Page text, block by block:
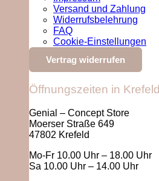
Versand und Zahlung
Widerrufsbelehrung
FAQ
Cookie-Einstellungen
Vertrag widerrufen
Öffnungszeiten in Krefeld
Genial – Concept Store
Moerser Straße 649
47802 Krefeld
Mo-Fr 10.00 Uhr – 18.00 Uhr
Sa 10.00 Uhr – 14.00 Uhr